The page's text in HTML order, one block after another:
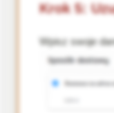
Krok 5:
Wpisz swoje